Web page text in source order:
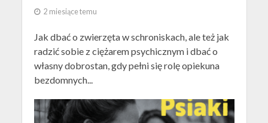
2 miesiące temu
Jak dbać o zwierzęta w schroniskach, ale też jak
radzić sobie z ciężarem psychicznym i dbać o
własny dobrostan, gdy pełni się rolę opiekuna
bezdomnych...